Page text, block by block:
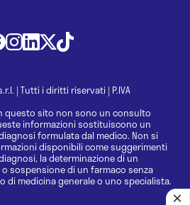
| Tutti i diritti riservati | P.IVA
questo sito non sono un consulto
informazioni sostituiscono un
formulata dal medico. Non si
disponibili come suggerimenti
la determinazione di un
sospensione di un farmaco senza
di medicina generale o uno specialista.